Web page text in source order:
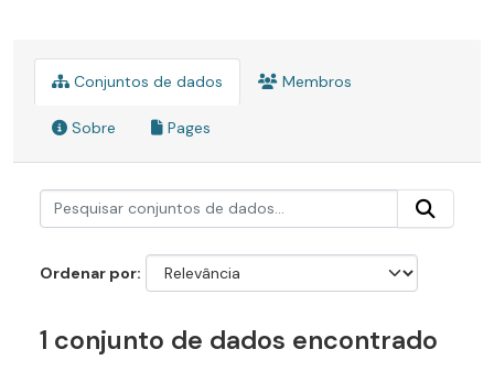
Conjuntos de dados Membros
Sobre Pages
Ordenar por
1 conjunto de dados encontrado